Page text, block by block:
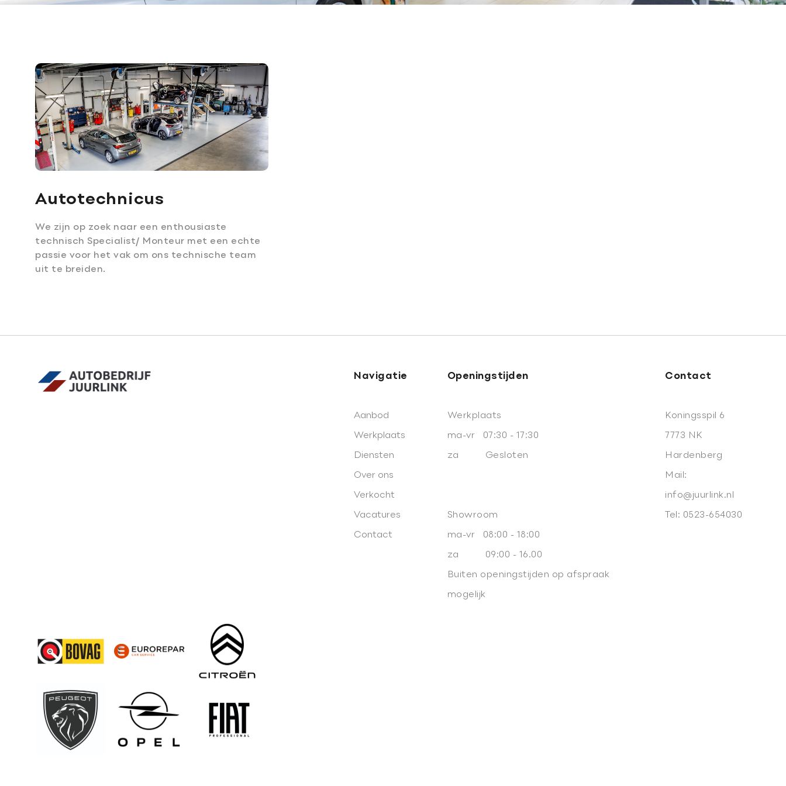
Contact
info@juurlink.nl
0523-654030
Adres
Koningsspil 6
7773 NK Hardenberg
Autotechnicus
We zijn op zoek naar een enthousiaste
technisch Specialist/ Monteur met een echte
passie voor het vak om ons technische team
uit te breiden.
Navigatie
Aanbod
Werkplaats
Diensten
Over ons
Verkocht
Vacatures
Contact
Openingstijden
Werkplaats
ma-vr 07:30 - 17:30
za Gesloten
Showroom
ma-vr 08:00 - 18:00
za 09:00 - 16.00
Buiten openingstijden op afspraak
mogelijk
Contact
Koningsspil 6
7773 NK
Hardenberg
Mail:
info@juurlink.nl
Tel: 0523-654030